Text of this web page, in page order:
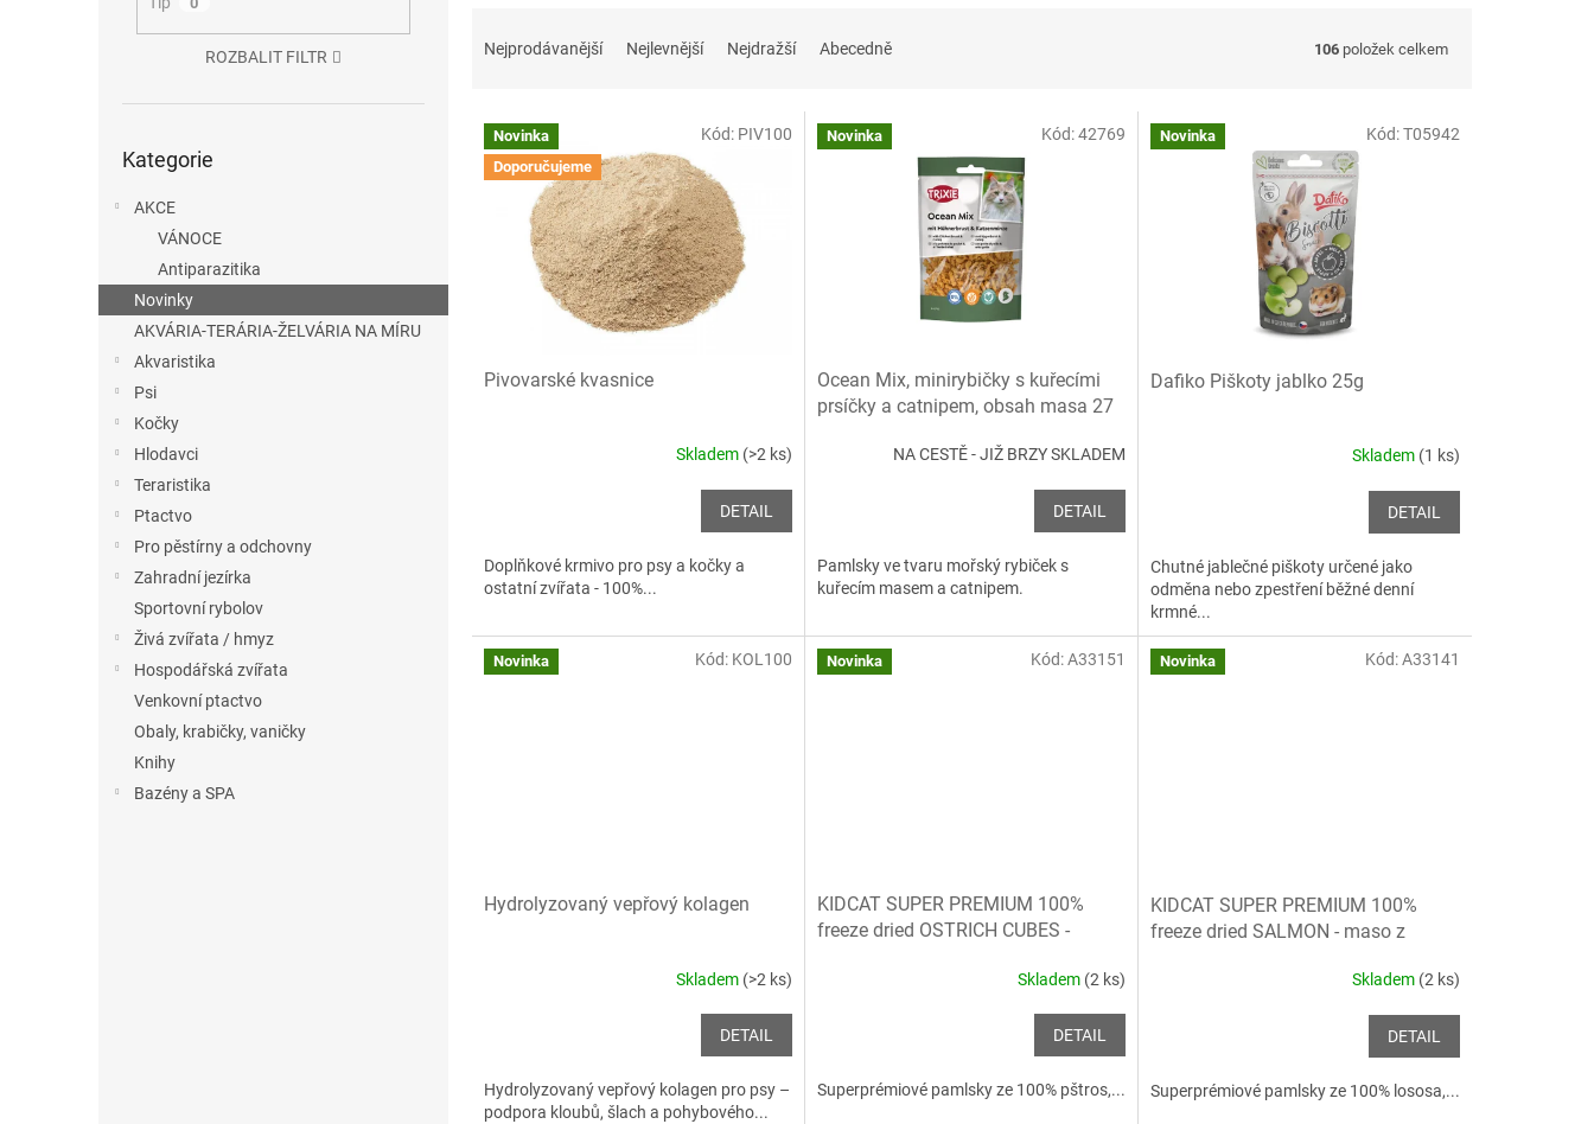
ROZBALIT FILTR
kategorie
Kategorie
AKCE
VÁNOCE
Antiparazitika
Novinky
AKVÁRIA-TERÁRIA-ŽELVÁRIA NA MÍRU
Akvaristika
Psi
Kočky
Hlodavci
Teraristika
Ptactvo
Pro pěstírny a odchovny
Zahradní jezírka
Sportovní rybolov
Živá zvířata / hmyz
Hospodářská zvířata
Venkovní ptactvo
Obaly, krabičky, vaničky
Knihy
Bazény a SPA
Nejprodávanější Nejlevnější Nejdražší Abecedně 106 položek celkem
V Novinka
Doporučujeme
Pivovarské kvasnice
Skladem (>2 ks)
DETAIL
Doplňkové krmivo pro psy a kočky a
ostatní zvířata - 100%...
Kód: PIV100 Novinka
Ocean Mix, minirybičky s kuřecími
prsíčky a catnipem, obsah masa 27
NA CESTĚ - JIŽ BRZY SKLADEM
DETAIL
Pamlsky ve tvaru mořský rybiček s
kuřecím masem a catnipem.
Kód:42769 Novinka
Dafiko Piškoty jablko 25g
Skladem (1 ks)
DETAIL
Chutné jablečné piškoty určené jako
odměna nebo zpestření běžné denní
krmné...
Kód:T05942
Novinka
Hydrolyzovaný vepřový kolagen
Skladem (>2 ks)
DETAIL
Hydrolyzovaný vepřový kolagen pro psy –
podpora kloubů, šlach a pohybového...
Kód: KOL100 Novinka
KIDCAT SUPER PREMIUM 100%
freeze dried OSTRICH CUBES -
Skladem (2 ks)
DETAIL
Superprémiové pamlsky ze 100% pštros,...
Kód:A33151 Novinka
KIDCAT SUPER PREMIUM 100%
freeze dried SALMON - maso z
Skladem (2 ks)
DETAIL
Superprémiové pamlsky ze 100% lososa,...
Kód:A33141